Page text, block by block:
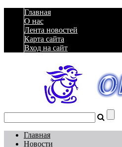
Главная
О нас
Лента новостей
Карта сайта
Вход на сайт
Главная
Новости